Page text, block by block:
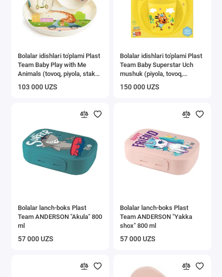
Bolalar idishlari to'plami Plast
Team Baby Play with Me
Animals (tovoq, piyola, stakan
103 000 UZS
Bolalar idishlari to'plami Plast
Team Baby Superstar Uch
mushuk (piyola, tovoq,
150 000 UZS
Bolalar lanch-boks Plast
Team ANDERSON "Akula" 800
ml
57 000 UZS
Bolalar lanch-boks Plast
Team ANDERSON "Yakka
shox" 800 ml
57 000 UZS